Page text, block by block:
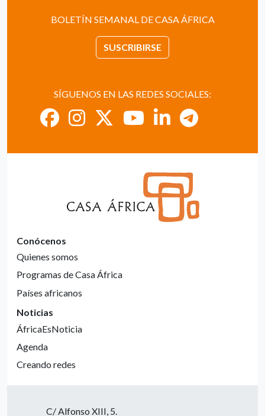
BOLETÍN SEMANAL DE CASA ÁFRICA
SUSCRIBIRSE
SÍGUENOS EN LAS REDES SOCIALES:
Conócenos
Quienes somos
Programas de Casa África
Países africanos
Noticias
ÁfricaEsNoticia
Agenda
Creando redes
C/ Alfonso XIII, 5.